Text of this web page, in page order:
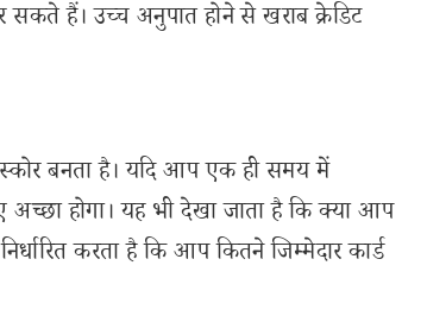
हैं। उच्च अनुपात होने से खराब क्रेडिट
बनता है। यदि आप एक ही समय में
होगा। यह भी देखा जाता है कि क्या आप
करता है कि आप कितने जिम्मेदार कार्ड